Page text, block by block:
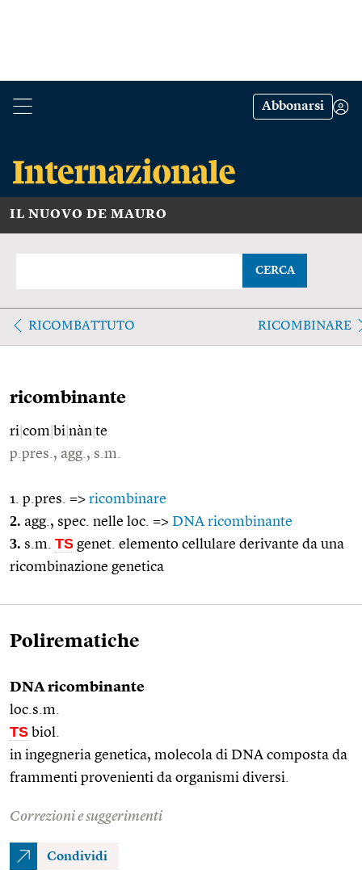
Abbonarsi
IL NUOVO DE MAURO
CERCA
RICOMBATTUTO RICOMBINARE
ricombinante
ri com bi nàn te
p.pres., agg., s.m.
1. p.pres. => ricombinare
2. agg., spec. nelle loc. => DNA ricombinante
3. s.m. TS genet. elemento cellulare derivante da una
ricombinazione genetica
Polirematiche
DNA ricombinante
loc.s.m.
TS biol.
in ingegneria genetica, molecola di DNA composta da
frammenti provenienti da organismi diversi.
Correzioni e suggerimenti
Condividi